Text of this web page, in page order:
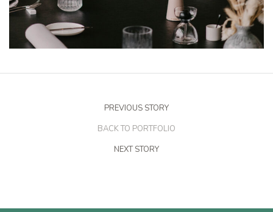
PREVIOUS STORY
BACK TO PORTFOLIO
NEXT STORY